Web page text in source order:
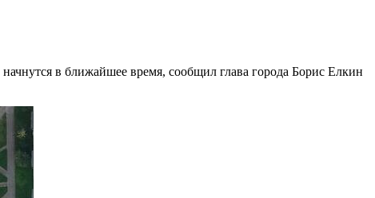
в ближайшее время, сообщил глава города Борис Елкин